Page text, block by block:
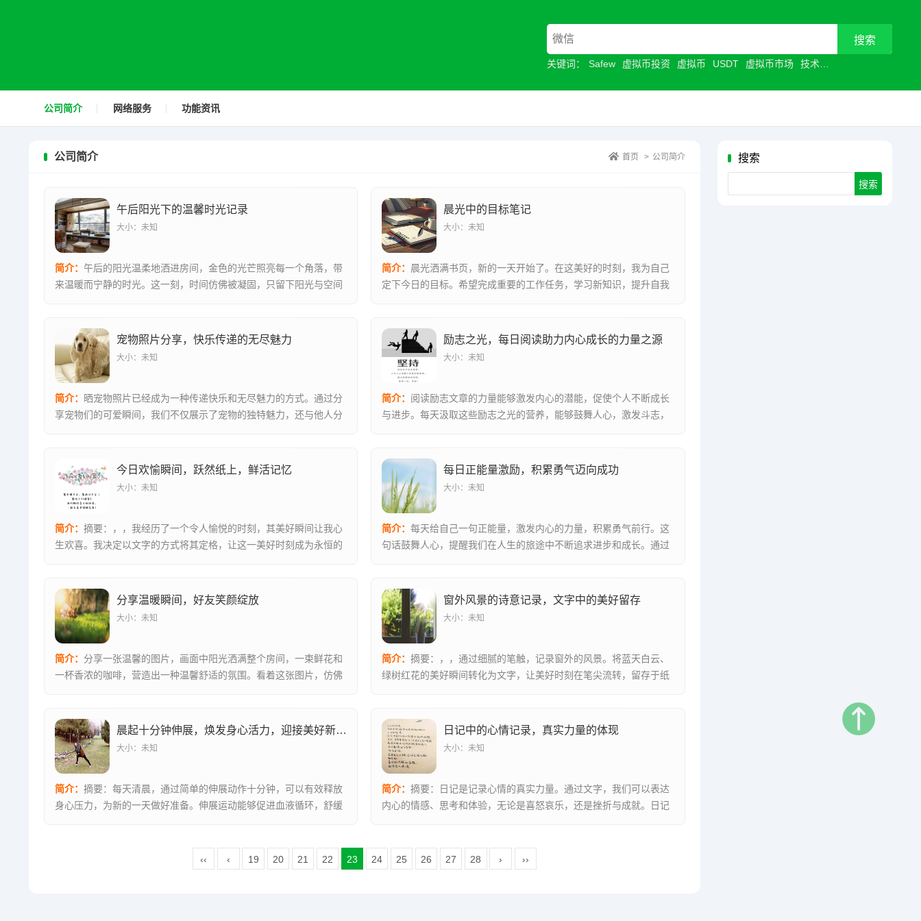
关键词： Safew 虚拟币投资 虚拟币 USDT 虚拟币市场 技术革新
公司简介 网络服务 功能资讯
搜索
公司简介 首页 > 公司简介
午后阳光下的温馨时光记录
大小：未知
简介： 午后的阳光温柔地洒进房间，金色的光芒照亮每一个角落，带
来温暖而宁静的时光。这一刻，时间仿佛被凝固，只留下阳光与空间
晨光中的目标笔记
大小：未知
简介： 晨光洒满书页，新的一天开始了。在这美好的时刻，我为自己
定下今日的目标。希望完成重要的工作任务，学习新知识，提升自我
宠物照片分享，快乐传递的无尽魅力
大小：未知
简介：
晒宠物照片已经成为一种传递快乐和无尽魅力的方式。通过分
享宠物们的可爱瞬间，我们不仅展示了宠物的独特魅力，还与他人分
励志之光，每日阅读助力内心成长的力量之源
大小：未知
简介： 阅读励志文章的力量能够激发内心的潜能，促使个人不断成长
与进步。每天汲取这些励志之光的营养，能够鼓舞人心，激发斗志，
今日欢愉瞬间，跃然纸上，鲜活记忆
大小：未知
简介： 摘要：，，我经历了一个令人愉悦的时刻，其美好瞬间让我心
生欢喜。我决定以文字的方式将其定格，让这一美好时刻成为永恒的
每日正能量激励，积累勇气迈向成功
大小：未知
简介：每天给自己一句正能量，激发内心的力量，积累勇气前行。这
句话鼓舞人心，提醒我们在人生的旅途中不断追求进步和成长。通过
分享温暖瞬间，好友笑颜绽放
大小：未知
简介： 分享一张温馨的图片，画面中阳光洒满整个房间，一束鲜花和
一杯香浓的咖啡，营造出一种温馨舒适的氛围。看着这张图片，仿佛
窗外风景的诗意记录，文字中的美好留存
大小：未知
简介：摘要：，，通过细腻的笔触，记录窗外的风景。将蓝天白云、
绿树红花的美好瞬间转化为文字，让美好时刻在笔尖流转，留存于纸
晨起十分钟伸展，焕发身心活力，迎接美好新一天
大小：未知
简介： 摘要：每天清晨，通过简单的伸展动作十分钟，可以有效释放
身心压力，为新的一天做好准备。伸展运动能够促进血液循环，舒缓
日记中的心情记录，真实力量的体现
大小：未知
简介：摘要：日记是记录心情的真实力量。通过文字，我们可以表达
内心的情感、思考和体验，无论是喜怒哀乐，还是挫折与成就。日记
‹‹ ‹ 19 20 21 22 23 24 25 26 27 28 › ››